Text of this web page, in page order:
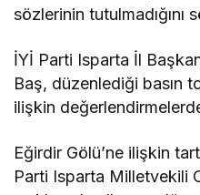
sözlerinin tutulmadığını
İYİ Parti Isparta İl
Baş, düzenlediği basın
ilişkin
Eğirdir Gölü’ne ilişkin
Parti Isparta Milletvekili